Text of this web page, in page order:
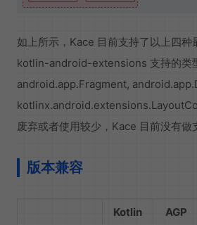
如上所示，Kace 目前支持了以上四种
kotlin-android-extensions 支持的类
android.app.Fragment,
废弃或者使用较少，Kace 目前没有做
版本兼容
Kotlin AGP